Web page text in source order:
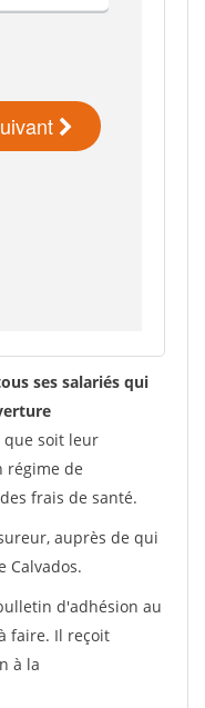
ses salariés qui
que soit leur
régime de
frais de santé.
auprès de qui
Calvados.
d'adhésion au
faire. Il reçoit
à la